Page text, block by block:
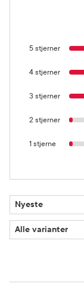
5 stjerner
4 stjerner
3 stjerner
2 stjerner
1 stjerne